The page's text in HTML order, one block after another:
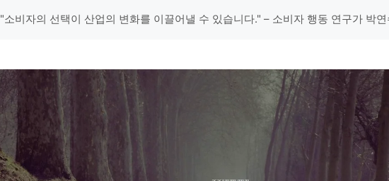
"소비자의 선택이 산업의 변화를 이끌어낼 수 있습니다." – 소비자 행동 연구가 박